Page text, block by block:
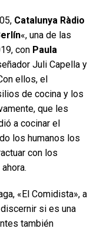
Catalunya Ràdio
«, una de las
con Paula
Juli Capella y
ellos, el
de cocina y los
que les
a cocinar el
los humanos los
con los
«El Comidista», a
si es una
también